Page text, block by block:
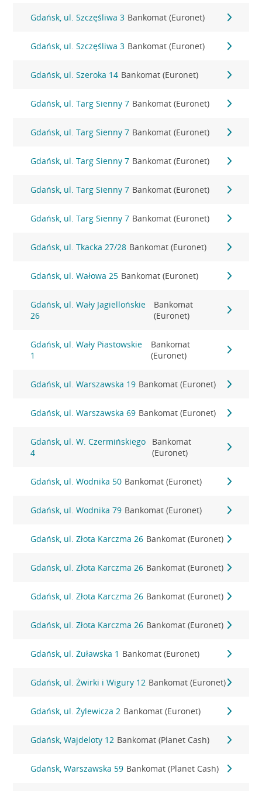
Gdańsk, ul. Szczęśliwa 3 Bankomat (Euronet)
Gdańsk, ul. Szczęśliwa 3 Bankomat (Euronet)
Gdańsk, ul. Szeroka 14 Bankomat (Euronet)
Gdańsk, ul. Targ Sienny 7 Bankomat (Euronet)
Gdańsk, ul. Targ Sienny 7 Bankomat (Euronet)
Gdańsk, ul. Targ Sienny 7 Bankomat (Euronet)
Gdańsk, ul. Targ Sienny 7 Bankomat (Euronet)
Gdańsk, ul. Targ Sienny 7 Bankomat (Euronet)
Gdańsk, ul. Tkacka 27/28 Bankomat (Euronet)
Gdańsk, ul. Wałowa 25 Bankomat (Euronet)
Gdańsk, ul. Wały Jagiellońskie
26
Bankomat
(Euronet)
Gdańsk, ul. Wały Piastowskie
1
Bankomat
(Euronet)
Gdańsk, ul. Warszawska 19 Bankomat (Euronet)
Gdańsk, ul. Warszawska 69 Bankomat (Euronet)
Gdańsk, ul. W. Czermińskiego
4
Bankomat
(Euronet)
Gdańsk, ul. Wodnika 50 Bankomat (Euronet)
Gdańsk, ul. Wodnika 79 Bankomat (Euronet)
Gdańsk, ul. Złota Karczma 26 Bankomat (Euronet)
Gdańsk, ul. Złota Karczma 26 Bankomat (Euronet)
Gdańsk, ul. Złota Karczma 26 Bankomat (Euronet)
Gdańsk, ul. Złota Karczma 26 Bankomat (Euronet)
Gdańsk, ul. Żuławska 1 Bankomat (Euronet)
Gdańsk, ul. Żwirki i Wigury 12 Bankomat (Euronet)
Gdańsk, ul. Żylewicza 2 Bankomat (Euronet)
Gdańsk, Wajdeloty 12 Bankomat (Planet Cash)
Gdańsk, Warszawska 59 Bankomat (Planet Cash)